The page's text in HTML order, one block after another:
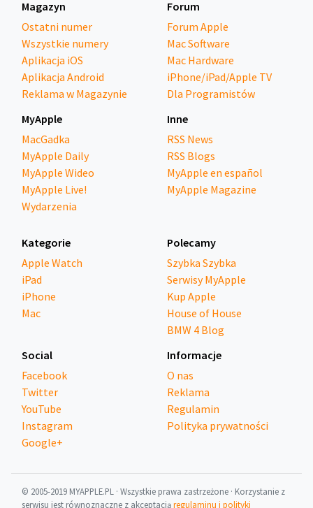
Magazyn
Ostatni numer
Wszystkie numery
Aplikacja iOS
Aplikacja Android
Reklama w Magazynie
Forum
Forum Apple
Mac Software
Mac Hardware
iPhone/iPad/Apple TV
Dla Programistów
MyApple
MacGadka
MyApple Daily
MyApple Wideo
MyApple Live!
Wydarzenia
Inne
RSS News
RSS Blogs
MyApple en español
MyApple Magazine
Kategorie
Apple Watch
iPad
iPhone
Mac
Polecamy
Szybka Szybka
Serwisy MyApple
Kup Apple
House of House
BMW 4 Blog
Social
Facebook
Twitter
YouTube
Instagram
Google+
Informacje
O nas
Reklama
Regulamin
Polityka prywatności
© 2005-2019 MYAPPLE.PL · Wszystkie prawa zastrzeżone · Korzystanie z
serwisu jest równoznaczne z akceptacjąregulaminu i polityki